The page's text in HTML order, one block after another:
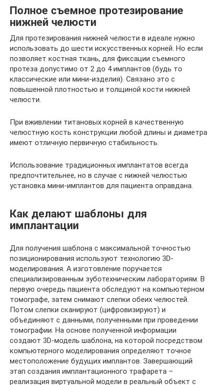
Полное съемное протезирование
нижней челюсти
Для протезирования нижней челюсти в идеале нужно
использовать до шести искусственных корней. Но если
позволяет костная ткань, для фиксации съемного
протеза допустимо от 2 до 4 имплантов (будь то
классические или мини-изделия). Связано это с
повышенной плотностью и толщиной кости нижней
челюсти.
При вживлении титановых корней в качественную
челюстную кость конструкции любой длины и диаметра
имеют отличную первичную стабильность.
Использование традиционных имплантатов всегда
предпочтительнее, но в случае с нижней челюстью
установка мини-имплантов для пациента оправдана.
Как делают шаблоны для
имплантации
Для получения шаблона с максимальной точностью
позиционирования используют технологию 3D-
моделирования. А изготовление поручается
специализированным зуботехническим лабораториям. В
первую очередь пациента обследуют на компьютерном
томографе, затем снимают слепки обеих челюстей.
Потом слепки сканируют (цифровизируют) и
объединяют с данными, полученными при проведении
томографии. На основе полученной информации
создают 3D-модель шаблона, на которой посредством
компьютерного моделирования определяют точное
местоположение будущих имплантов. Завершающий
этап создания имплантационного трафарета –
реализация виртуальной модели в реальный объект с